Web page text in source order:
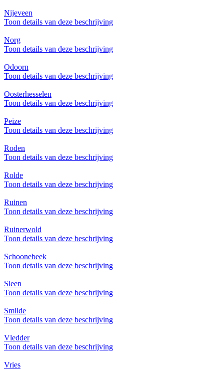
Nijeveen
Toon details van deze beschrijving
Norg
Toon details van deze beschrijving
Odoorn
Toon details van deze beschrijving
Oosterhesselen
Toon details van deze beschrijving
Peize
Toon details van deze beschrijving
Roden
Toon details van deze beschrijving
Rolde
Toon details van deze beschrijving
Ruinen
Toon details van deze beschrijving
Ruinerwold
Toon details van deze beschrijving
Schoonebeek
Toon details van deze beschrijving
Sleen
Toon details van deze beschrijving
Smilde
Toon details van deze beschrijving
Vledder
Toon details van deze beschrijving
Vries